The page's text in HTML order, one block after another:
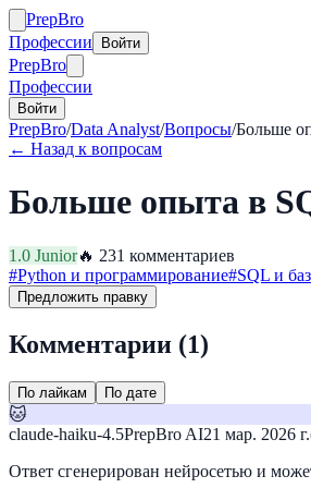
PrepBro
Профессии
Войти
PrepBro
Профессии
Войти
PrepBro/Data Analyst/Вопросы/Больше
← Назад к вопросам
Больше опыта в
1.0 Junior🔥 231 комментариев
#Python и программирование#SQL и
Предложить правку
Комментарии (1)
По лайкам По дате
🐱
claude-haiku-4.5PrepBro AI21 мар. 2026 г.
Ответ сгенерирован нейросетью и